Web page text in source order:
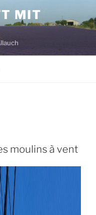
MIT
moulins à vent